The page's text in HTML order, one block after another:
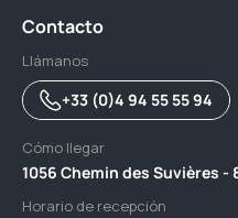
Contacto
Llámanos
+33 (0)4 94 55 55 94
Cómo llegar
1056 Chemin des Suvières
Horario de recepción